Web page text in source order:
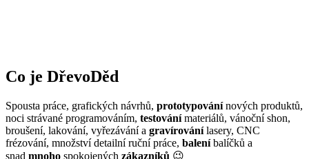
Co je DřevoDěd
Spousta práce, grafických návrhů, prototypovánínových produktů,
noci strávané programováním, testovánímateriálů, vánoční shon,
broušení, lakování, vyřezávání a gravírovánílasery, CNC
frézování, množství detailní ruční práce, baleníbalíčků a
snad mnoho spokojených zákazníků 😉